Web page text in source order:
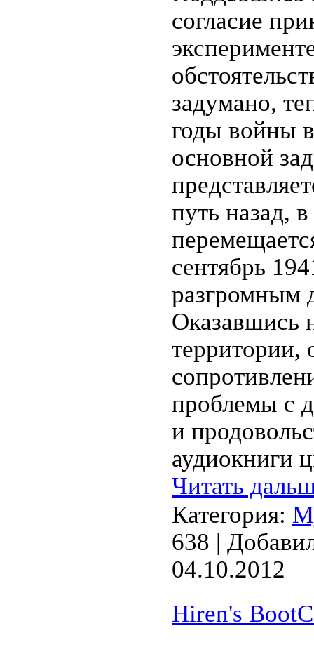
согласие
задумано,
годы войны
основной
путь назад,
сентябрь
разгромным
Оказавшись
территории,
проблемы с
и
аудиокниги
Читать
Категория:
638 |
04.10.2012
Hiren's